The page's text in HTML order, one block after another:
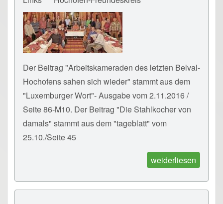
Der Beitrag "Arbeitskameraden des letzten Belval-
Hochofens sahen sich wieder" stammt aus dem
"Luxemburger Wort"- Ausgabe vom 2.11.2016 /
Seite 86-M10. Der Beitrag "Die Stahlkocher von
damals" stammt aus dem "tageblatt" vom
25.10./Seite 45
weiderliesen